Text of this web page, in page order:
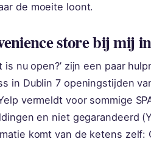
de moeite loont.
store bij mij
is nu open?’ zijn een paar
in Dublin 7 openingstijden
vermeldt voor sommige
en niet gegarandeerd
komt van de ketens